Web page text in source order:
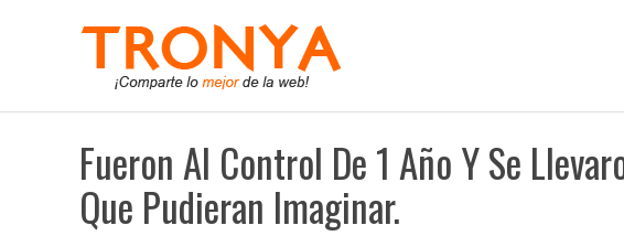
Fueron Al Control De 1 Año Y Se
Que Pudieran Imaginar.